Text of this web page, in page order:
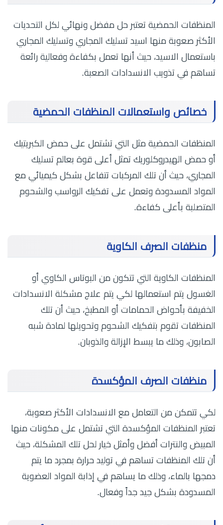
المنظفات الحمضية تعتبر حل مفضل ونهائي لكل التحديات
الأكثر صعوبة منها اسيد تسليك المجاري وتسليك المجاري
باستعمال الاسيد، حيث أنها تعمل بكفاءة وفعالية رائعة
تساهم في تذويب الانسدادات الصعبة.
خصائص واستعمالات المنظفات الحمضية
المنظفات الحمضية مثل التي تشتمل على حمض الكبريتيك
أو حمض الهيدروكلوريك تمثل أعلى قوة بعالم تسليك
المجاري، حيث أن تلك المركبات تتفاعل بشكل كيميائي مع
المواد المسدودة وتعمل على تفكيك الرواسب والشحوم
المتصلبة بأعلى كفاءة.
منظفات الصرف الكاوية
المنظفات الكاوية التي تتكون من البوتاس الكاوي أو
الغسول يتم استعمالها لكي يتم علاج مشكلة الانسدادات
الخفيفة بأحواض الحمامات أو المطبخ، حيث أن تلك
المنظفات تقوم بتفكيك الشحوم وتحويلها لمادة شبه
الصابون، وذلك ما يبسط الإزالة والذوبان.
منظفات الصرف المؤكسدة
لكي تتمكن من التعامل مع الانسدادات الأكثر صعوبة،
تعتبر المنظفات المؤكسدة التي تشتمل على مكونات منها
المبيض والنترات أفضل وأمثل خيار لحل تلك المشكلة، حيث
أن تلك المنظفات تساهم في توليد حرارة بمجرد ما يتم
دمجها بالماء، وذلك ما يساهم في إذابة المواد العضوية
المسدودة بشكل جيد جداً وفعال.